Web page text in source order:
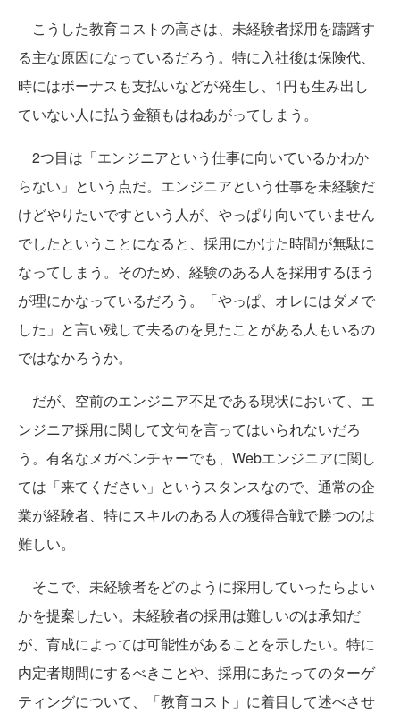
こうした教育コストの高さは、未経験者採用を躊躇す
る主な原因になっているだろう。特に入社後は保険代、
時にはボーナスも支払いなどが発生し、1円も生み出し
ていない人に払う金額もはねあがってしまう。
2つ目は「エンジニアという仕事に向いているかわか
らない」という点だ。エンジニアという仕事を未経験だ
けどやりたいですという人が、やっぱり向いていません
でしたということになると、採用にかけた時間が無駄に
なってしまう。そのため、経験のある人を採用するほう
が理にかなっているだろう。「やっぱ、オレにはダメで
した」と言い残して去るのを見たことがある人もいるの
ではなかろうか。
だが、空前のエンジニア不足である現状において、エ
ンジニア採用に関して文句を言ってはいられないだろ
う。有名なメガベンチャーでも、Webエンジニアに関し
ては「来てください」というスタンスなので、通常の企
業が経験者、特にスキルのある人の獲得合戦で勝つのは
難しい。
そこで、未経験者をどのように採用していったらよい
かを提案したい。未経験者の採用は難しいのは承知だ
が、育成によっては可能性があることを示したい。特に
内定者期間にするべきことや、採用にあたってのターゲ
ティングについて、「教育コスト」に着目して述べさせ